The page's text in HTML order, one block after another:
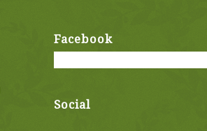
Facebook
Social